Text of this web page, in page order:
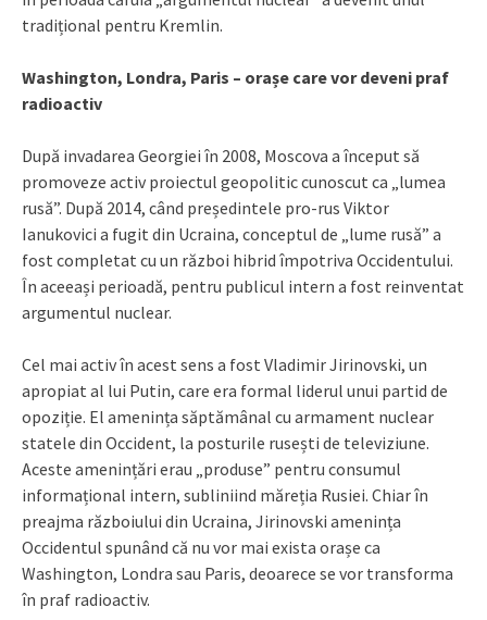
tradițional pentru Kremlin.
Washington, Londra, Paris – orașe care vor deveni praf
radioactiv
După invadarea Georgiei în 2008, Moscova a început să
promoveze activ proiectul geopolitic cunoscut ca „lumea
rusă”. După 2014, când președintele pro-rus Viktor
Ianukovici a fugit din Ucraina, conceptul de „lume rusă” a
fost completat cu un război hibrid împotriva Occidentului.
În aceeași perioadă, pentru publicul intern a fost reinventat
argumentul nuclear.
Cel mai activ în acest sens a fost Vladimir Jirinovski, un
apropiat al lui Putin, care era formal liderul unui partid de
opoziție. El amenința săptămânal cu armament nuclear
statele din Occident, la posturile rusești de televiziune.
Aceste amenințări erau „produse” pentru consumul
informațional intern, subliniind măreția Rusiei. Chiar în
preajma războiului din Ucraina, Jirinovski amenința
Occidentul spunând că nu vor mai exista orașe ca
Washington, Londra sau Paris, deoarece se vor transforma
în praf radioactiv.